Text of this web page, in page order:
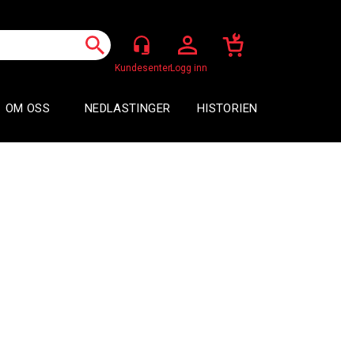
Logg inn
OM OSS NEDLASTINGER HISTORIEN